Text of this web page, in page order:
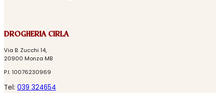
DROGHERIA CIRLA
Via B. Zucchi 14,
20900 Monza MB
P.I. 10076230969
Tel: 039 324654